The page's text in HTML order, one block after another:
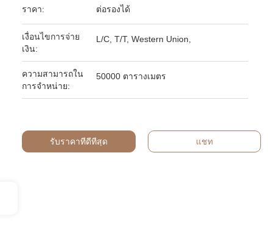
ราคา: ต่อรองได้
เงื่อนไขการจ่าย
เงิน:
L/C, T/T, Western Union,
ความสามารถใน
การจําหน่าย:
50000 ตารางเมตร
รับราคาที่ดีที่สุด แชท